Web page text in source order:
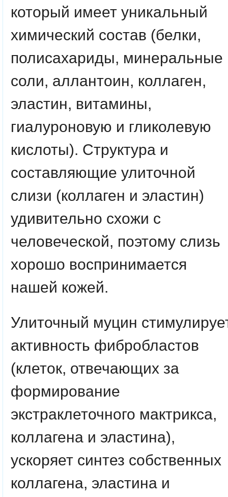
который имеет уникальный
химический состав (белки,
полисахариды, минеральные
соли, аллантоин, коллаген,
эластин, витамины,
гиалуроновую и гликолевую
кислоты). Структура и
составляющие улиточной
слизи (коллаген и эластин)
удивительно схожи с
человеческой, поэтому слизь
хорошо воспринимается
нашей кожей.
Улиточный муцин
активность фибробластов
(клеток, отвечающих за
формирование
экстраклеточного мактрикса,
коллагена и эластина),
ускоряет синтез собственных
коллагена, эластина и